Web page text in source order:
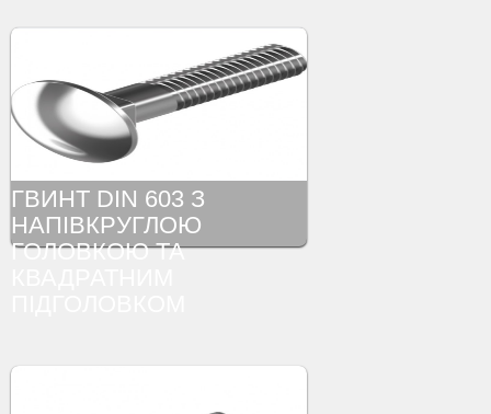
ГВИНТ DIN 603 З
НАПІВКРУГЛОЮ
ГОЛОВКОЮ ТА